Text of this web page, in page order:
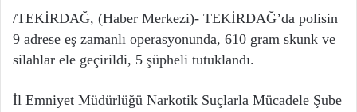
/TEKİRDAĞ, (Haber Merkezi)- TEKİRDAĞ’da polisin
9 adrese eş zamanlı operasyonunda, 610 gram skunk ve
silahlar ele geçirildi, 5 şüpheli tutuklandı.
İl Emniyet Müdürlüğü Narkotik Suçlarla Mücadele Şube